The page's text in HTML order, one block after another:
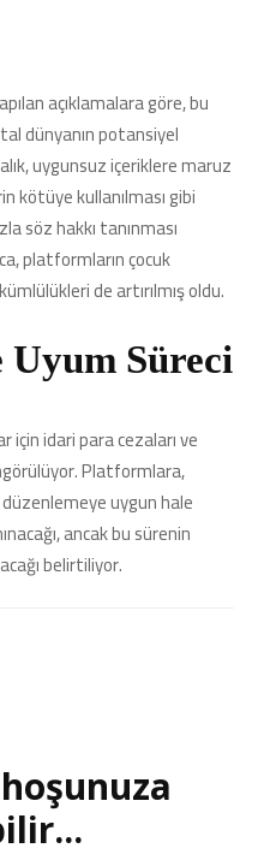
açıklamalara göre, bu
dünyanın potansiyel
uygunsuz içeriklere maruz
kötüye kullanılması gibi
söz hakkı tanınması
platformların çocuk
de artırılmış oldu.
Uyum Süreci
idari para cezaları ve
Platformlara,
düzenlemeye uygun hale
ancak bu sürenin
belirtiliyor.